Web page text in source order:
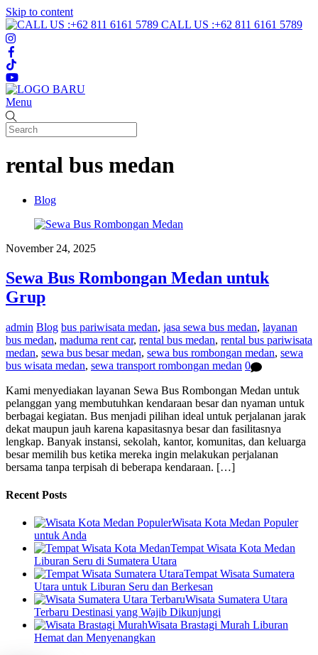
Skip to content
CALL US :+62 811 6161 5789
Menu
rental bus medan
Blog
November 24, 2025
Sewa Bus Rombongan Medan untuk
Grup
admin Blog bus pariwisata medan, jasa sewa bus medan, layanan
bus medan, maduma rent car, rental bus medan, rental bus pariwisata
medan, sewa bus besar medan, sewa bus rombongan medan, sewa
bus wisata medan, sewa transport rombongan medan 0
Kami menyediakan layanan Sewa Bus Rombongan Medan untuk
pelanggan yang membutuhkan kendaraan besar dan nyaman untuk
berbagai kegiatan. Bus menjadi pilihan ideal untuk perjalanan jarak
dekat maupun jauh karena kapasitasnya besar dan fasilitasnya
lengkap. Banyak instansi, sekolah, kantor, komunitas, dan keluarga
besar memilih bus ketika mereka ingin melakukan perjalanan
bersama tanpa terpisah di beberapa kendaraan. […]
Recent Posts
Wisata Kota Medan Populer
untuk Anda
Tempat Wisata Kota Medan
Liburan Seru di Sumatera Utara
Tempat Wisata Sumatera
Utara untuk Liburan Seru dan Berkesan
Wisata Sumatera Utara
Terbaru Destinasi yang Wajib Dikunjungi
Wisata Brastagi Murah Liburan
Hemat dan Menyenangkan